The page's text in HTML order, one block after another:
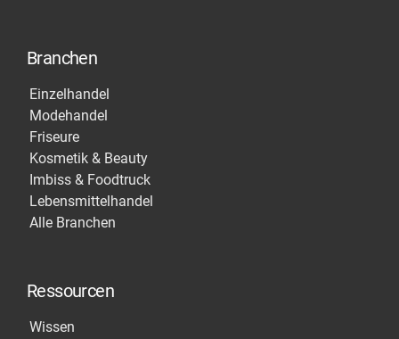
Branchen
Einzelhandel
Modehandel
Friseure
Kosmetik & Beauty
Imbiss & Foodtruck
Lebensmittelhandel
Alle Branchen
Ressourcen
Wissen